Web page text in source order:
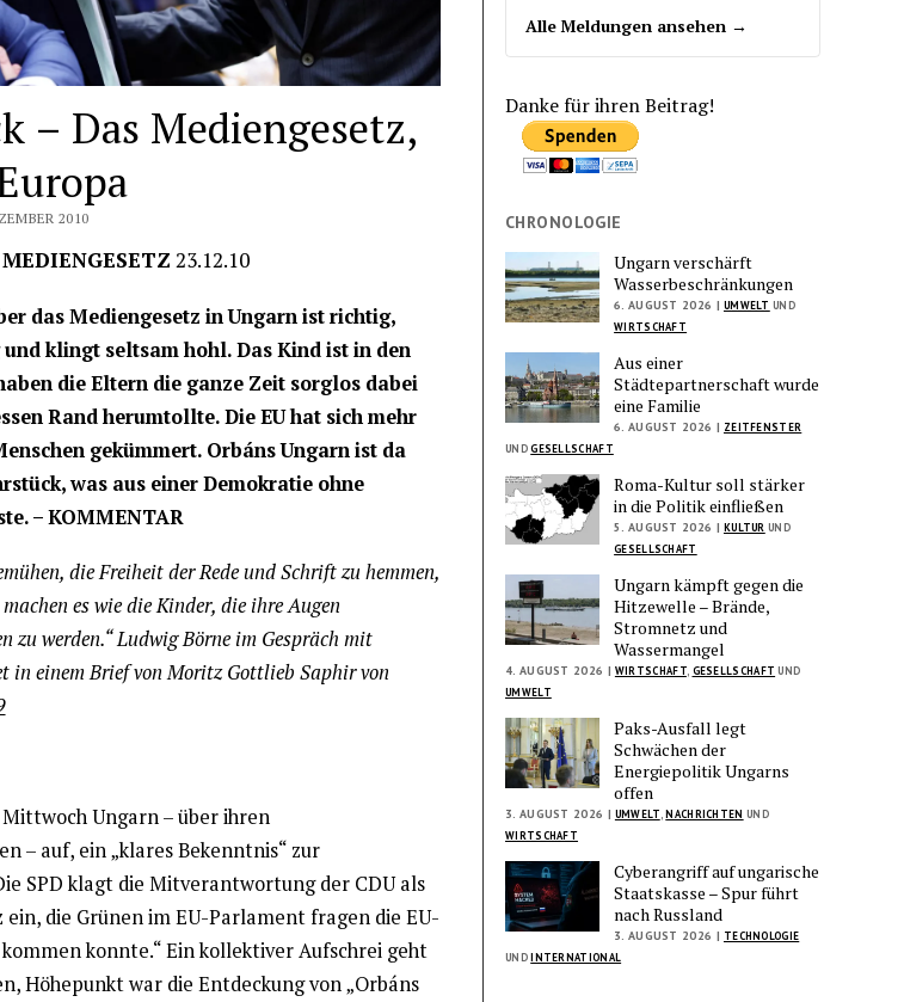
– Das Mediengesetz,
2010
23.12.10
das Mediengesetz in Ungarn ist richtig,
klingt seltsam hohl. Das Kind ist in den
die Eltern die ganze Zeit sorglos dabei
Rand herumtollte. Die EU hat sich mehr
gekümmert. Orbáns Ungarn ist da
was aus einer Demokratie ohne
– KOMMENTAR
die Freiheit der Rede und Schrift zu hemmen,
es wie die Kinder, die ihre Augen
zu werden.“ Ludwig Börne im Gespräch mit
in einem Brief von Moritz Gottlieb Saphir von
Ungarn – über ihren
– auf, ein „klares Bekenntnis“ zur
SPD klagt die Mitverantwortung der CDU als
ein, die Grünen im EU-Parlament fragen die EU-
konnte.“ Ein kollektiver Aufschrei geht
Höhepunkt war die Entdeckung von „Orbáns
Alle Meldungen ansehen →
Danke für ihren Beitrag!
CHRONOLOGIE
Ungarn verschärft
Wasserbeschränkungen
6. AUGUST 2026 | UMWELT UND
WIRTSCHAFT
Aus einer
Städtepartnerschaft wurde
eine Familie
6. AUGUST 2026 | ZEITFENSTER
UNDGESELLSCHAFT
Roma-Kultur soll stärker
in die Politik einfließen
5. AUGUST 2026 | KULTUR UND
GESELLSCHAFT
Ungarn kämpft gegen die
Hitzewelle – Brände,
Stromnetz und
Wassermangel
4. AUGUST 2026 | WIRTSCHAFT, GESELLSCHAFT UND
UMWELT
Paks-Ausfall legt
Schwächen der
Energiepolitik Ungarns
offen
3. AUGUST 2026 | UMWELT ,NACHRICHTEN UND
WIRTSCHAFT
Cyberangriff auf ungarische
Staatskasse – Spur führt
nach Russland
3. AUGUST 2026 | TECHNOLOGIE
UNDINTERNATIONAL